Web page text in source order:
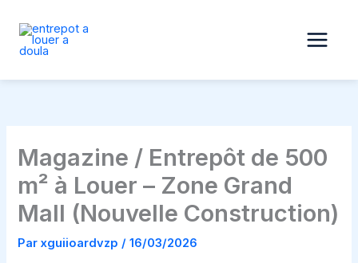
contenu
Magazine / Entrepôt de 500
m² à Louer – Zone Grand
Mall (Nouvelle Construction)
Parxguiioardvzp /16/03/2026